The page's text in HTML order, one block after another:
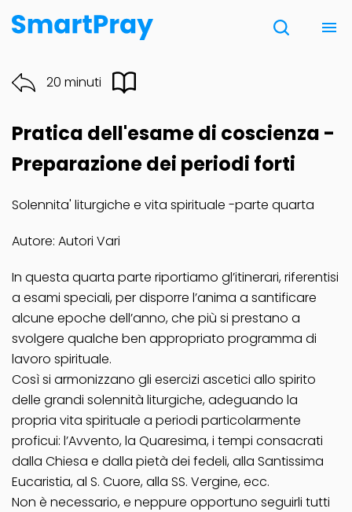
Chi siamo
Contatti
Donazione
Note Legali
20 minuti
Pratica dell'esame di coscienza -
Preparazione dei periodi forti
Solennita' liturgiche e vita spirituale -parte quarta
Autore: Autori Vari
In questa quarta parte riportiamo gl’itinerari, riferentisi
a esami speciali, per disporre l’anima a santificare
alcune epoche dell’anno, che più si prestano a
svolgere qualche ben appropriato programma di
lavoro spirituale.
Così si armonizzano gli esercizi ascetici allo spirito
delle grandi solennità liturgiche, adeguando la
propria vita spirituale a periodi particolarmente
proficui: l’­Avvento, la Quaresima, i tempi consacrati
dalla Chiesa e dalla pietà dei fedeli, alla Santissima
Eucaristia, al S. Cuore, alla SS. Vergine, ecc.
Non è necessario, e neppure opportuno seguirli tutti